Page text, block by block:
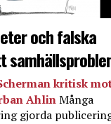
och falska
kritisk
AhlinMånga
gjorda